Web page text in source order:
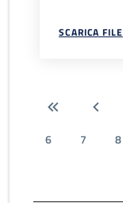
SCARICA FILE
6
7 8